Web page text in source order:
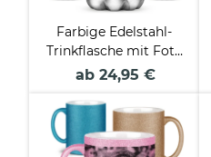
Farbige Edelstahl-
Trinkflasche mit Foto
und Text
Farben - 500 ml
ab 24,95 €